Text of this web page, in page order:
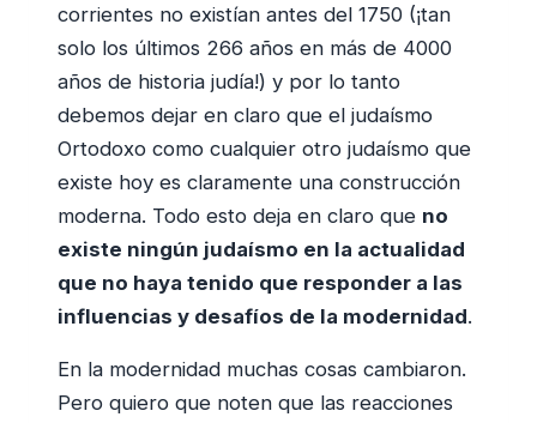
corrientes no existían antes del 1750 (¡tan
solo los últimos 266 años en más de 4000
años de historia judía!) y por lo tanto
debemos dejar en claro que el judaísmo
Ortodoxo como cualquier otro judaísmo que
existe hoy es claramente una construcción
moderna. Todo esto deja en claro que no
existe ningún judaísmo en la actualidad
que no haya tenido que responder a las
influencias y desafíos de la modernidad.
En la modernidad muchas cosas cambiaron.
Pero quiero que noten que las reacciones